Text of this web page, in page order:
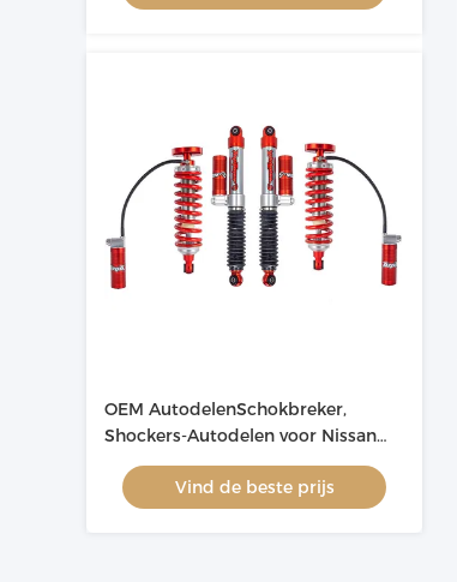
OEM AutodelenSchokbreker,
Shockers-Autodelen voor Nissan
Navara
Vind de beste prijs